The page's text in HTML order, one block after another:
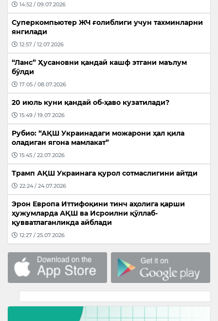
14:52 / 09.07.2026
Суперкомпьютер ЖЧ ғолиблиги учун тахминларни
янгилади
12:57 / 12.07.2026
“Ланс” Ҳусановни қандай кашф этгани маълум
бўлди
17:05 / 08.07.2026
20 июль куни қандай об-ҳаво кузатилади?
15:49 / 19.07.2026
Рубио: “АҚШ Украинадаги можарони ҳал қила
оладиган ягона мамлакат”
15:45 / 22.07.2026
Трамп АҚШ Украинага қурол сотмаслигини айтди
22:24 / 24.07.2026
Эрон Европа Иттифоқини тинч аҳолига қарши
ҳужумларда АҚШ ва Исроилни қўллаб-
қувватлаганликда айблади
12:27 / 25.07.2026